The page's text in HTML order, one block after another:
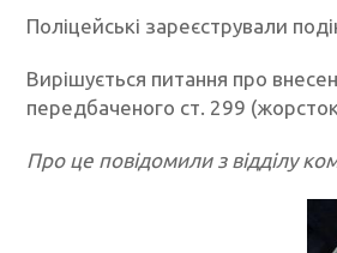
Поліцейські зареєстрували
Вирішується питання про
передбаченого ст. 299
Про це повідомили з відділу